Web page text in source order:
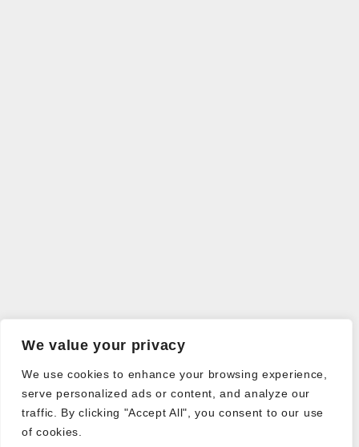
We value your privacy
We use cookies to enhance your browsing experience,
serve personalized ads or content, and analyze our
traffic. By clicking "Accept All", you consent to our use
of cookies.